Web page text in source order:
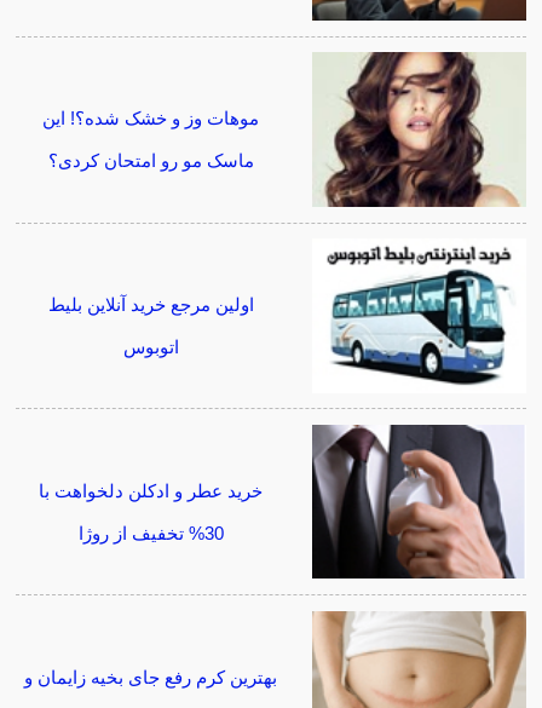
موهات وز و خشک شده؟! این
ماسک مو رو امتحان کردی؟
اولین مرجع خرید آنلاین بلیط
اتوبوس
خرید عطر و ادکلن دلخواهت با
30% تخفیف از روژا
بهترین کرم رفع جای بخیه زایمان و